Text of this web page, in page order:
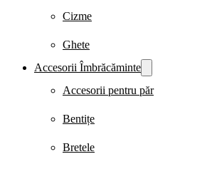
Cizme
Ghete
Accesorii Îmbrăcăminte
Accesorii pentru păr
Bentițe
Bretele